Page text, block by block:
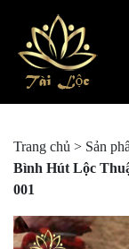
Trang chủ > Sản
Bình Hút Lộc
001